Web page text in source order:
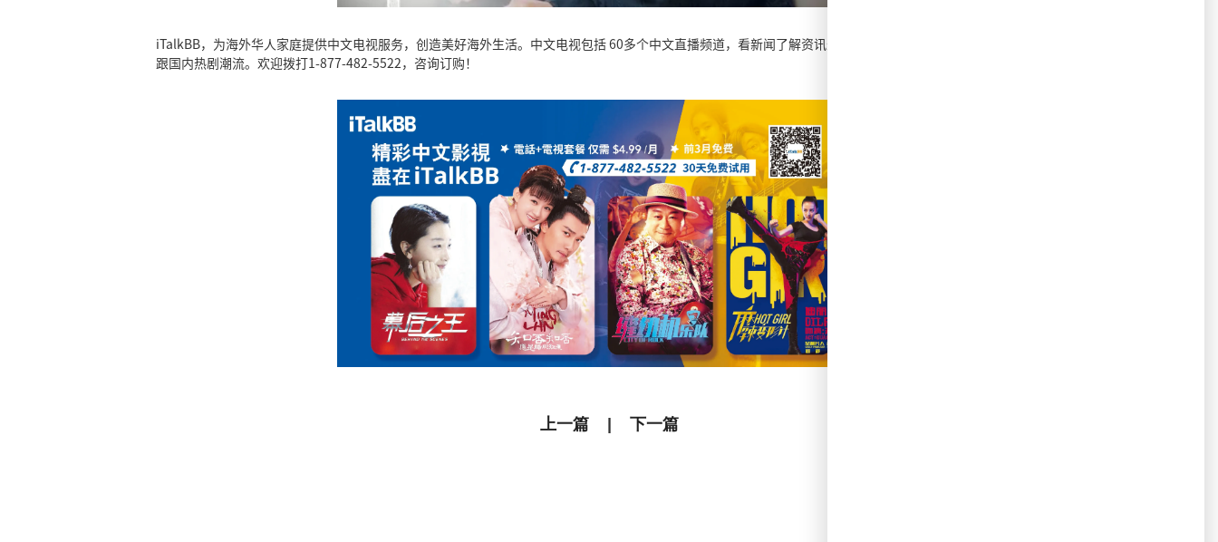
iTalkBB，为海外华人家庭提供中文电视服务，创造美好海外生活。中文电视包括 60多个中文直播频道，看新闻了解资讯无忧；海量同步上映中文电影电视剧，紧
跟国内热剧潮流。欢迎拨打1-877-482-5522，咨询订购！
上一篇| 下一篇